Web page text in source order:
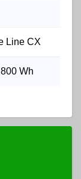
Line CX
Wh